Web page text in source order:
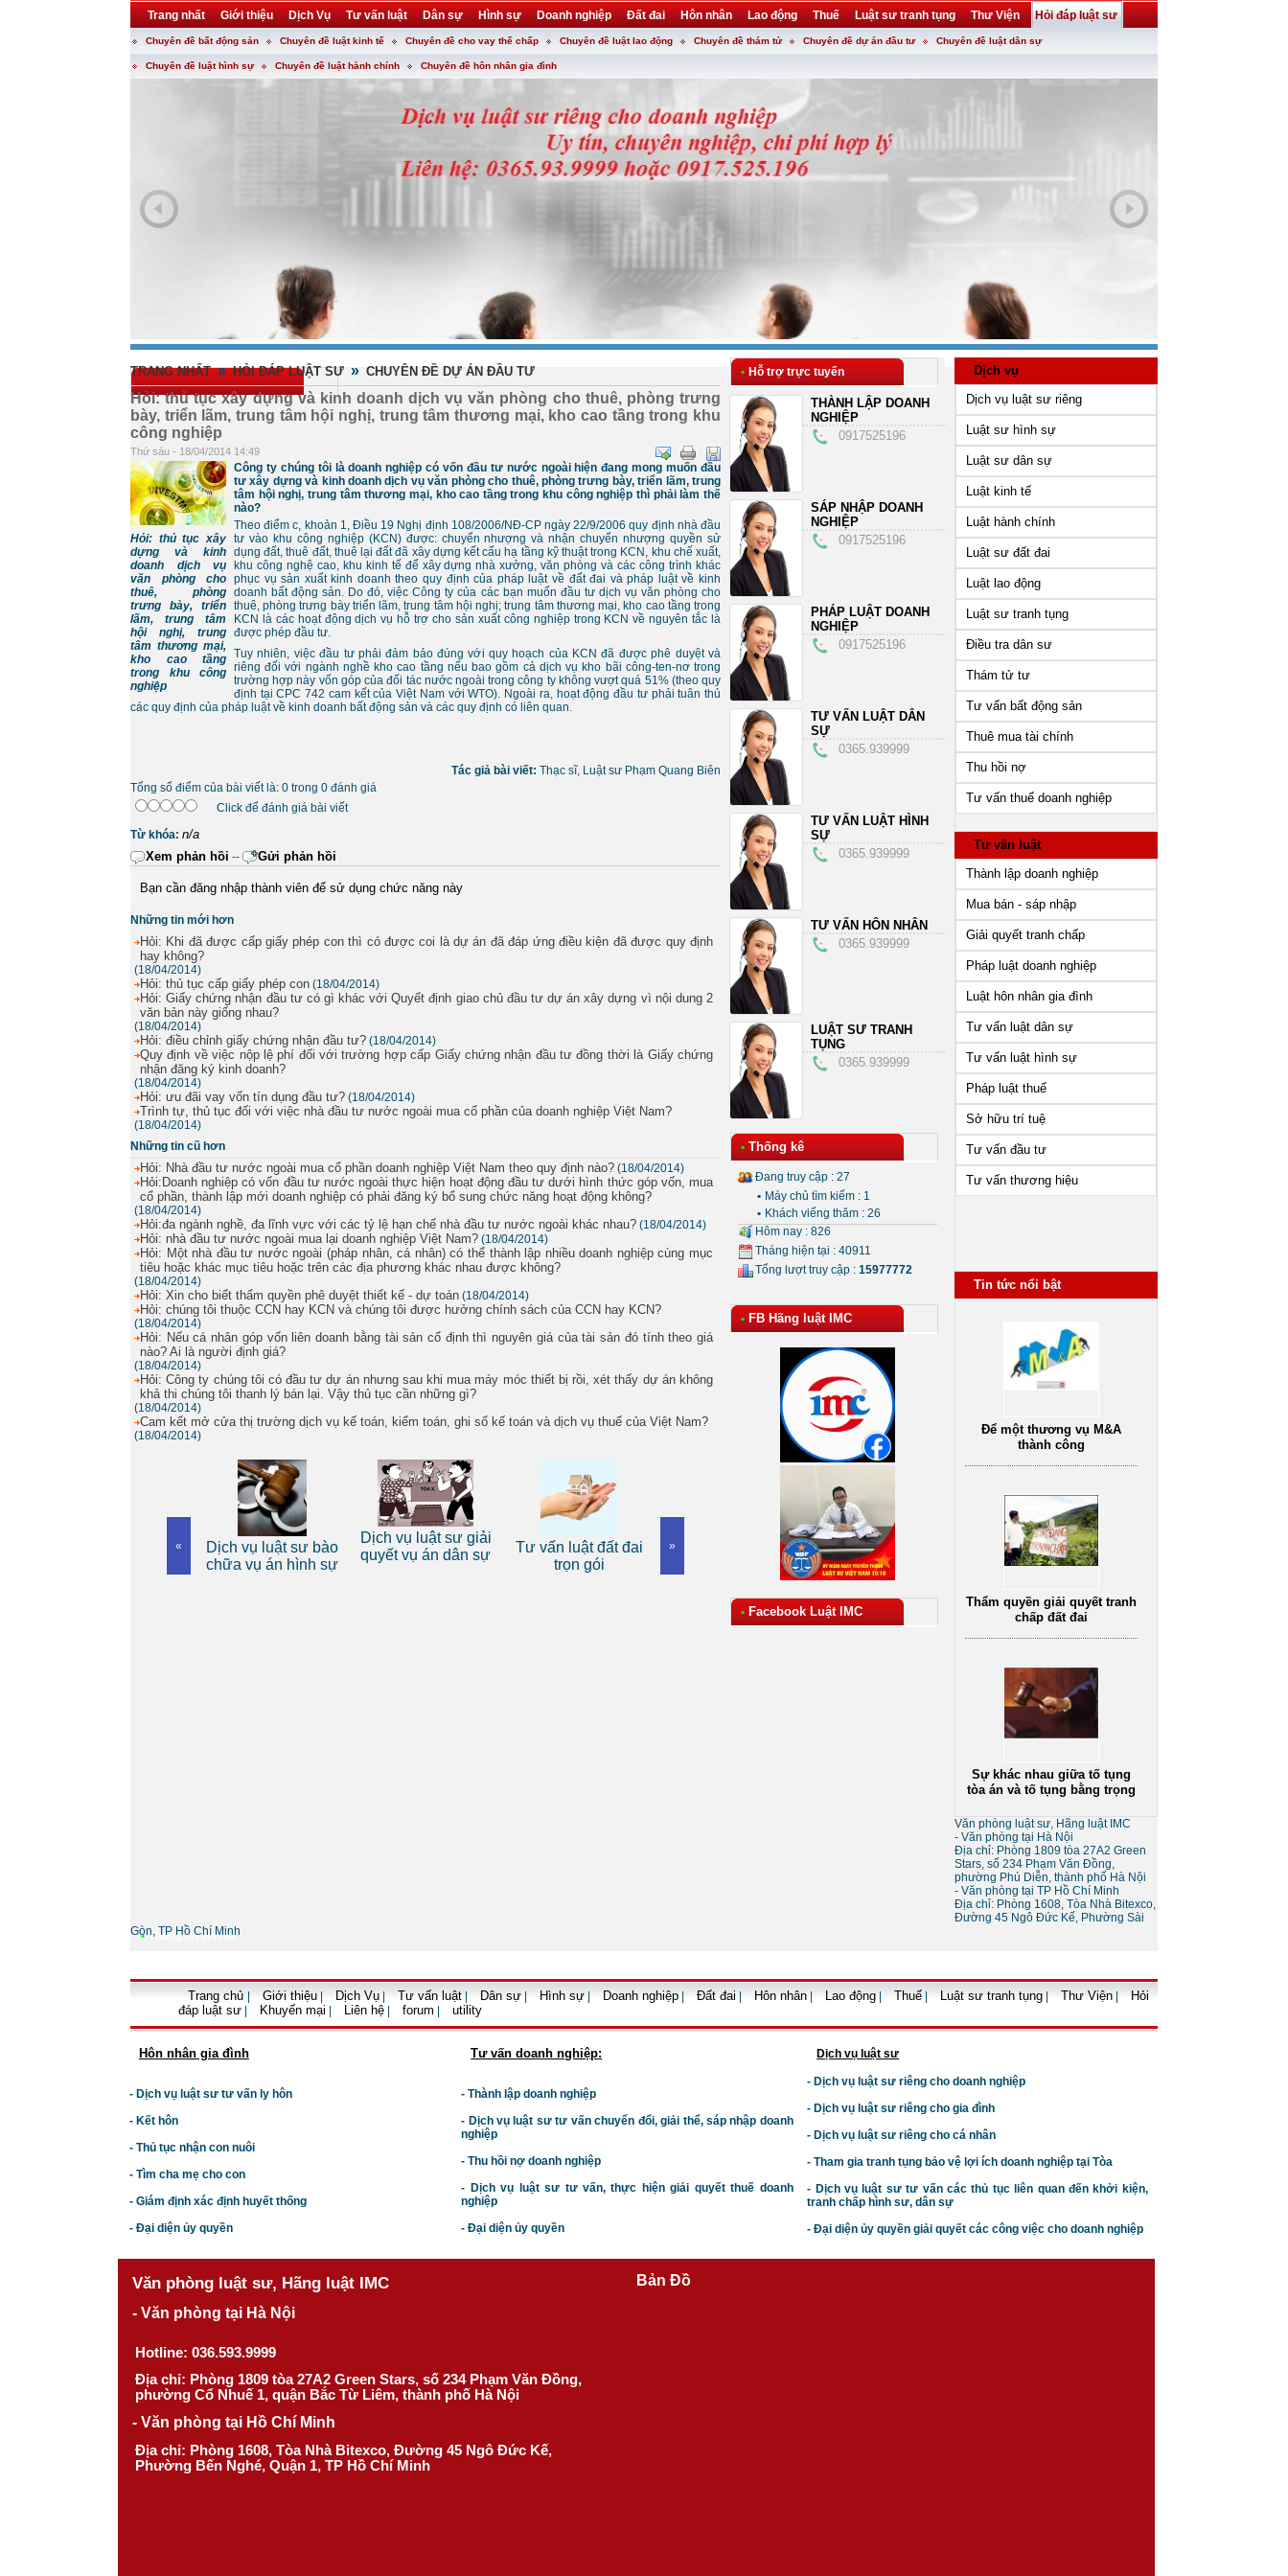
Trang nhất Giới thiệu Dịch Vụ Tư vấn luật Dân sự Hình sự Doanh nghiệp Đất đai Hôn nhân Lao động Thuế Luật sư tranh tụng Thư Viện Hỏi đáp luật sư
Khuyến mại Liên hệ forum utility
Chuyên đề bất động sản Chuyên đề luật kinh tế Chuyên đề cho vay thế chấp Chuyên đề luật lao động Chuyên đề thám tử Chuyên đề dự án đầu tư Chuyên đề luật dân sự
Chuyên đề luật hình sự Chuyên đề luật hành chính Chuyên đề hôn nhân gia đình
TRANG NHẤT » HỎI ĐÁP LUẬT SƯ » CHUYÊN ĐỀ DỰ ÁN ĐẦU TƯ
Hỏi: thủ tục xây dựng và kinh doanh dịch vụ văn phòng cho thuê, phòng trưng
bày, triển lãm, trung tâm hội nghị, trung tâm thương mại, kho cao tầng trong khu
công nghiệp
Thứ sáu - 18/04/2014 14:49
Hỏi: thủ tục xây
dựng và kinh
doanh dịch vụ
văn phòng cho
thuê, phòng
trưng bày, triển
lãm, trung tâm
hội nghị, trung
tâm thương mại,
kho cao tầng
trong khu công
nghiệp
Công ty chúng tôi là doanh nghiệp có vốn đầu tư nước ngoài hiện đang mong muốn đầu
tư xây dựng và kinh doanh dịch vụ văn phòng cho thuê, phòng trưng bày, triển lãm, trung
tâm hội nghị, trung tâm thương mại, kho cao tầng trong khu công nghiệp thì phải làm thế
nào?
Theo điểm c, khoản 1, Điều 19 Nghị định 108/2006/NĐ-CP ngày 22/9/2006 quy định nhà đầu
tư vào khu công nghiệp (KCN) được: chuyển nhượng và nhận chuyển nhượng quyền sử
dụng đất, thuê đất, thuê lại đất đã xây dựng kết cấu hạ tầng kỹ thuật trong KCN, khu chế xuất,
khu công nghệ cao, khu kinh tế để xây dựng nhà xưởng, văn phòng và các công trình khác
phục vụ sản xuất kinh doanh theo quy định của pháp luật về đất đai và pháp luật về kinh
doanh bất động sản. Do đó, việc Công ty của các bạn muốn đầu tư dịch vụ văn phòng cho
thuê, phòng trưng bày triển lãm, trung tâm hội nghị; trung tâm thương mại, kho cao tầng trong
KCN là các hoạt động dịch vụ hỗ trợ cho sản xuất công nghiệp trong KCN về nguyên tắc là
được phép đầu tư.
Tuy nhiên, việc đầu tư phải đảm bảo đúng với quy hoạch của KCN đã được phê duyệt và
riêng đối với ngành nghề kho cao tầng nếu bao gồm cả dịch vụ kho bãi công-ten-nơ trong
trường hợp này vốn góp của đối tác nước ngoài trong công ty không vượt quá 51% (theo quy
định tại CPC 742 cam kết của Việt Nam với WTO). Ngoài ra, hoạt động đầu tư phải tuân thủ
các quy định của pháp luật về kinh doanh bất động sản và các quy định có liên quan.
Tác giả bài viết: Thạc sĩ, Luật sư Phạm Quang Biên
Tổng số điểm của bài viết là: 0 trong 0 đánh giá
Click để đánh giá bài viết
Từ khóa: n/a
Xem phản hồi -- Gửi phản hồi
Bạn cần đăng nhập thành viên để sử dụng chức năng này
Những tin mới hơn
Hỏi: Khi đã được cấp giấy phép con thì có được coi là dự án đã đáp ứng điều kiện đã được quy định
hay không?
(18/04/2014)
Hỏi: thủ tục cấp giấy phép con (18/04/2014)
Hỏi: Giấy chứng nhận đầu tư có gì khác với Quyết định giao chủ đầu tư dự án xây dựng vì nội dung 2
văn bản này giống nhau?
(18/04/2014)
Hỏi: điều chỉnh giấy chứng nhận đầu tư? (18/04/2014)
Quy định về việc nộp lệ phí đối với trường hợp cấp Giấy chứng nhận đầu tư đồng thời là Giấy chứng
nhận đăng ký kinh doanh?
(18/04/2014)
Hỏi: ưu đãi vay vốn tín dụng đầu tư? (18/04/2014)
Trình tự, thủ tục đối với việc nhà đầu tư nước ngoài mua cổ phần của doanh nghiệp Việt Nam?
(18/04/2014)
Những tin cũ hơn
Hỏi: Nhà đầu tư nước ngoài mua cổ phần doanh nghiệp Việt Nam theo quy định nào? (18/04/2014)
Hỏi:Doanh nghiệp có vốn đầu tư nước ngoài thực hiện hoạt động đầu tư dưới hình thức góp vốn, mua
cổ phần, thành lập mới doanh nghiệp có phải đăng ký bổ sung chức năng hoạt động không?
(18/04/2014)
Hỏi:đa ngành nghề, đa lĩnh vực với các tỷ lệ hạn chế nhà đầu tư nước ngoài khác nhau? (18/04/2014)
Hỏi: nhà đầu tư nước ngoài mua lại doanh nghiệp Việt Nam? (18/04/2014)
Hỏi: Một nhà đầu tư nước ngoài (pháp nhân, cá nhân) có thể thành lập nhiều doanh nghiệp cùng mục
tiêu hoặc khác mục tiêu hoặc trên các địa phương khác nhau được không?
(18/04/2014)
Hỏi: Xin cho biết thẩm quyền phê duyệt thiết kế - dự toán (18/04/2014)
Hỏi: chúng tôi thuộc CCN hay KCN và chúng tôi được hưởng chính sách của CCN hay KCN?
(18/04/2014)
Hỏi: Nếu cá nhân góp vốn liên doanh bằng tài sản cố định thì nguyên giá của tài sản đó tính theo giá
nào? Ai là người định giá?
(18/04/2014)
Hỏi: Công ty chúng tôi có đầu tư dự án nhưng sau khi mua máy móc thiết bị rồi, xét thấy dự án không
khả thi chúng tôi thanh lý bán lại. Vậy thủ tục cần những gì?
(18/04/2014)
Cam kết mở cửa thị trường dịch vụ kế toán, kiểm toán, ghi sổ kế toán và dịch vụ thuế của Việt Nam?
(18/04/2014)
« »
Dịch vụ luật sư bào
chữa vụ án hình sự
Dịch vụ luật sư giải
quyết vụ án dân sự
Tư vấn luật đất đai
trọn gói
Dịch vụ luật sư tranh
Dịch vụ tư vấn pháp
luật doanh nghiệp uy
tín
Dịch vụ tư vấn luật
hôn nhân gia đình
• Hỗ trợ trực tuyến
THÀNH LẬP DOANH
NGHIỆP
0917525196
SÁP NHẬP DOANH
NGHIỆP
0917525196
PHÁP LUẬT DOANH
NGHIỆP
0917525196
TƯ VẤN LUẬT DÂN
SỰ
0365.939999
TƯ VẤN LUẬT HÌNH
SỰ
0365.939999
TƯ VẤN HÔN NHÂN
0365.939999
LUẬT SƯ TRANH
TỤNG
0365.939999
• Thống kê
Đang truy cập : 27
• Máy chủ tìm kiếm : 1
• Khách viếng thăm : 26
Hôm nay : 826
Tháng hiện tại : 40911
Tổng lượt truy cập : 15977772
• FB Hãng luật IMC
• Facebook Luật IMC
Dịch vụ
Dịch vụ luật sư riêng
Luật sư hình sự
Luật sư dân sự
Luật kinh tế
Luật hành chính
Luật sư đất đai
Luật lao động
Luật sư tranh tụng
Điều tra dân sư
Thám tử tư
Tư vấn bất động sản
Thuê mua tài chính
Thu hồi nợ
Tư vấn thuế doanh nghiệp
Tư vấn luật
Thành lập doanh nghiệp
Mua bán - sáp nhập
Giải quyết tranh chấp
Pháp luật doanh nghiệp
Luật hôn nhân gia đình
Tư vấn luật dân sự
Tư vấn luật hình sự
Pháp luật thuế
Sở hữu trí tuệ
Tư vấn đầu tư
Tư vấn thương hiệu
Tin tức nổi bật
thành công
chấp đất đai
tòa án và tố tụng bằng trọng
tài
Thủ tục tạm ngừng kinh
• Thông tin liên hệ
Văn phòng luật sư, Hãng luật IMC
- Văn phòng tại Hà Nội
Địa chỉ: Phòng 1809 tòa 27A2 Green
Stars, số 234 Phạm Văn Đồng,
phường Phú Diễn, thành phố Hà Nội
- Văn phòng tại TP Hồ Chí Minh
Địa chỉ: Phòng 1608, Tòa Nhà Bitexco,
Đường 45 Ngô Đức Kế, Phường Sài
Gòn, TP Hồ Chí Minh
Trang chủ Giới thiệu Dịch Vụ Tư vấn luật Dân sự Hình sự Doanh nghiệp Đất đai Hôn nhân Lao động Thuế Luật sư tranh tụng Thư Viện
Hỏi
đáp luật sư
Khuyến mại Liên hệ forum utility
Hôn nhân gia đình
- Dịch vụ luật sư tư vấn ly hôn
- Kết hôn
- Thủ tục nhận con nuôi
- Tìm cha mẹ cho con
- Giám định xác định huyết thống
- Đại diện ủy quyền
Tư vấn doanh nghiệp:
- Thành lập doanh nghiệp
- Dịch vụ luật sư tư vấn chuyển đổi, giải thể, sáp nhập doanh
nghiệp
- Thu hồi nợ doanh nghiệp
- Dịch vụ luật sư tư vấn, thực hiện giải quyết thuế doanh
nghiệp
- Đại diện ủy quyền
Dịch vụ luật sư
- Dịch vụ luật sư riêng cho doanh nghiệp
- Dịch vụ luật sư riêng cho gia đình
- Dịch vụ luật sư riêng cho cá nhân
- Tham gia tranh tụng bảo vệ lợi ích doanh nghiệp tại Tòa
- Dịch vụ luật sư tư vấn các thủ tục liên quan đến khởi kiện,
tranh chấp hình sư, dân sự
- Đại diện ủy quyền giải quyết các công việc cho doanh nghiệp
Văn phòng luật sư, Hãng luật IMC
- Văn phòng tại Hà Nội
Hotline: 036.593.9999
Địa chỉ: Phòng 1809 tòa 27A2 Green Stars, số 234 Phạm Văn Đồng,
phường Cổ Nhuế 1, quận Bắc Từ Liêm, thành phố Hà Nội
- Văn phòng tại Hồ Chí Minh
Địa chỉ: Phòng 1608, Tòa Nhà Bitexco, Đường 45 Ngô Đức Kế,
Phường Bến Nghé, Quận 1, TP Hồ Chí Minh
Bản Đồ